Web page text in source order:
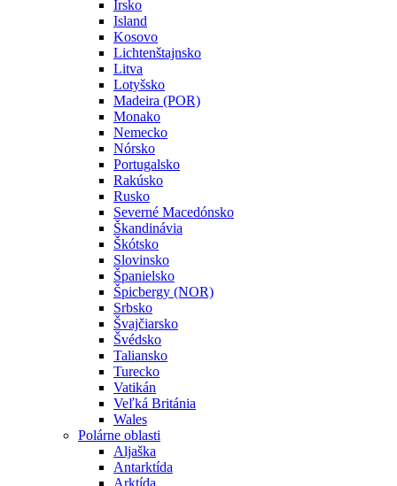
Írsko
Island
Kosovo
Lichtenštajnsko
Litva
Lotyšsko
Madeira (POR)
Monako
Nemecko
Nórsko
Portugalsko
Rakúsko
Rusko
Severné Macedónsko
Škandinávia
Škótsko
Slovinsko
Španielsko
Špicbergy (NOR)
Srbsko
Švajčiarsko
Švédsko
Taliansko
Turecko
Vatikán
Veľká Británia
Wales
Polárne oblasti
Aljaška
Antarktída
Arktída